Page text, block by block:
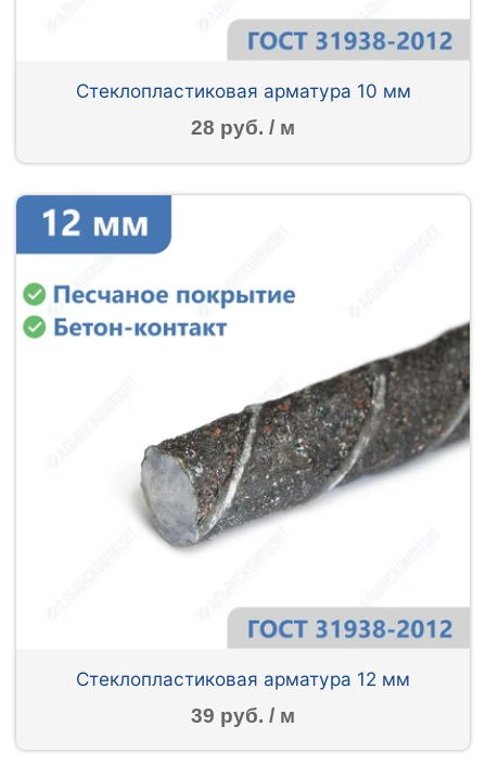
Стеклопластиковая арматура 10 мм
28 руб. / м
Стеклопластиковая арматура 12 мм
39 руб. / м